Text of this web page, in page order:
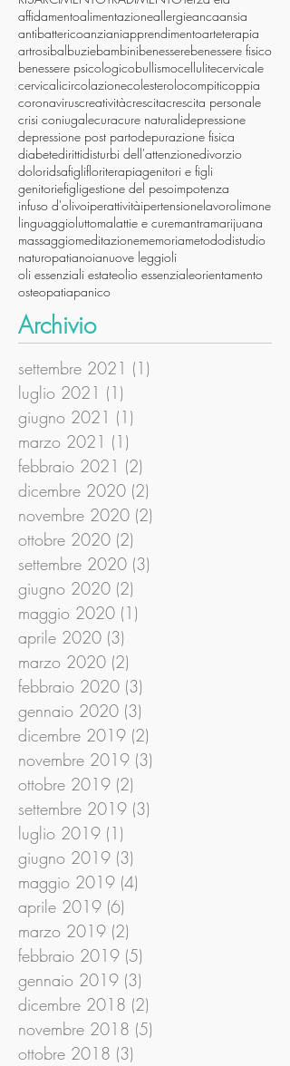
affidamentoalimentazioneallergieancaansia
antibattericoanzianiapprendimentoarteterapia
artrosibalbuziebambinibenesserebenessere fisico
benessere psicologicobullismocellulitecervicale
cervicalicircolazionecolesterolocompiticoppia
coronaviruscreativitàcrescitacrescita personale
crisi coniugalecuracure naturalidepressione
depressione post partodepurazione fisica
diabetedirittidisturbi dell'attenzionedivorzio
doloridsafiglifloriterapiagenitori e figli
genitoriefigligestione del pesoimpotenza
infuso d'olivoiperattivitàipertensionelavoro limone
linguaggio luttomalattie e curemantramarijuana
massaggiomeditazionememoriametododistudio
naturopatianoianuove leggioli
oli essenziali estateolio essenzialeorientamento
osteopatiapanico
Archivio
settembre 2021 (1)
luglio 2021 (1)
giugno 2021 (1)
marzo 2021 (1)
febbraio 2021 (2)
dicembre 2020 (2)
novembre 2020 (2)
ottobre 2020 (2)
settembre 2020 (3)
giugno 2020 (2)
maggio 2020 (1)
aprile 2020 (3)
marzo 2020 (2)
febbraio 2020 (3)
gennaio 2020 (3)
dicembre 2019 (2)
novembre 2019 (3)
ottobre 2019 (2)
settembre 2019 (3)
luglio 2019 (1)
giugno 2019 (3)
maggio 2019 (4)
aprile 2019 (6)
marzo 2019 (2)
febbraio 2019 (5)
gennaio 2019 (3)
dicembre 2018 (2)
novembre 2018 (5)
ottobre 2018 (3)